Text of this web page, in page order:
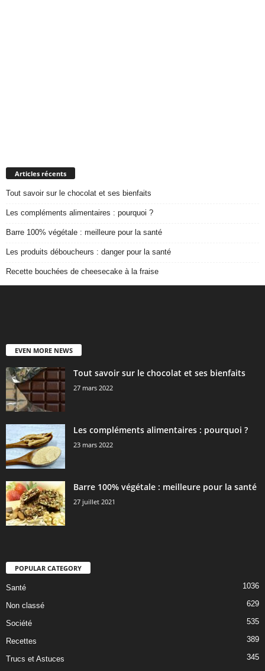
Articles récents
Tout savoir sur le chocolat et ses bienfaits
Les compléments alimentaires : pourquoi ?
Barre 100% végétale : meilleure pour la santé
Les produits déboucheurs : danger pour la santé
Recette bouchées de cheesecake à la fraise
EVEN MORE NEWS
Tout savoir sur le chocolat et ses bienfaits
27 mars 2022
Les compléments alimentaires : pourquoi ?
23 mars 2022
Barre 100% végétale : meilleure pour la santé
27 juillet 2021
POPULAR CATEGORY
Santé 1036
Non classé 629
Société 535
Recettes 389
Trucs et Astuces
345